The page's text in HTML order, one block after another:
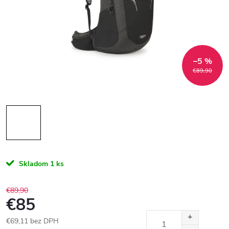
€89,90
–5 %
Skladom 1 ks
€89,90
€85
€69,11 bez DPH